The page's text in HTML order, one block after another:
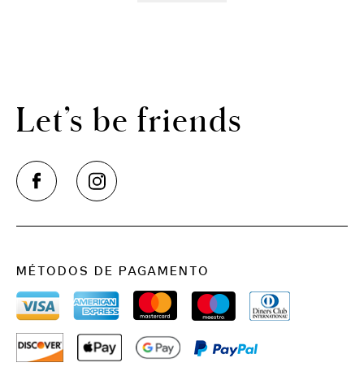
Escolher uma ocasião (por exemplo, Natal)
Com o voucher, o destinatário é livre de escolher o
destino pretendido. Os nossos vouchers podem ser
Adicionar o voucher ao carrinho de compras
Pagar com cartão de crédito ou PayPal
Verificar a caixa de correio e imprimir o voucher
Diverte-te a dar prendas!
Let’s be friends
MÉTODOS DE PAGAMENTO